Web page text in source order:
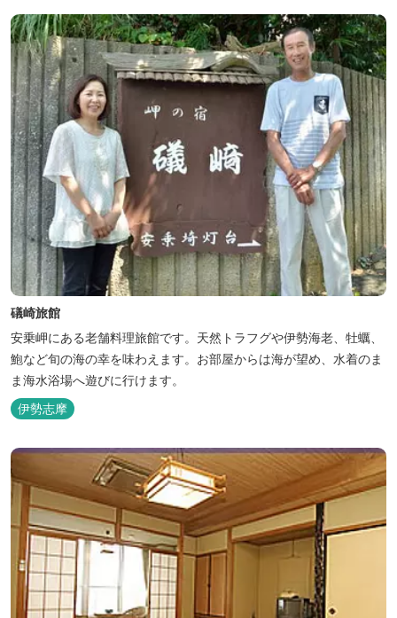
礒崎旅館
安乗岬にある老舗料理旅館です。天然トラフグや伊勢海老、牡蠣、
鮑など旬の海の幸を味わえます。お部屋からは海が望め、水着のま
ま海水浴場へ遊びに行けます。
伊勢志摩